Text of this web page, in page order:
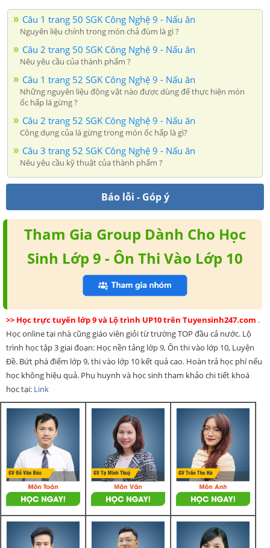
Câu 1 trang 50 SGK Công Nghệ 9 - Nấu ăn
Nguyên liệu chính trong món chả đùm là gì ?
Câu 2 trang 50 SGK Công Nghệ 9 - Nấu ăn
Nêu yêu cầu của thành phẩm ?
Câu 1 trang 52 SGK Công Nghệ 9 - Nấu ăn
Những nguyên liệu động vật nào được dùng để thực hiện món
ốc hấp lá gừng ?
Câu 2 trang 52 SGK Công Nghệ 9 - Nấu ăn
Công dụng của lá gừng trong món ốc hấp là gì?
Câu 3 trang 52 SGK Công Nghệ 9 - Nấu ăn
Nêu yêu cầu kỹ thuật của thành phẩm ?
Báo lỗi - Góp ý
Tham Gia Group Dành Cho Học
Sinh Lớp 9 - Ôn Thi Vào Lớp 10
>> Học trực tuyến lớp 9 và Lộ trình UP10 trên Tuyensinh247.com .
Học online tại nhà cũng giáo viên giỏi từ trường TOP đầu cả nước. Lộ
trình học tập 3 giai đoạn: Học nền tảng lớp 9, Ôn thi vào lớp 10, Luyện
Đề. Bứt phá điểm lớp 9, thi vào lớp 10 kết quả cao. Hoàn trả học phí nếu
học không hiệu quả. Phụ huynh và học sinh tham khảo chi tiết khoá
học tại: Link